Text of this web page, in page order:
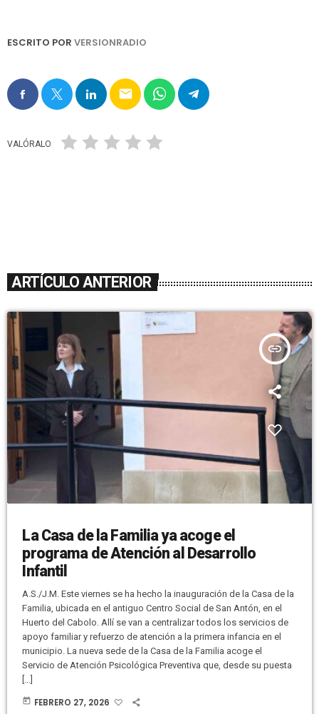
ESCRITO POR VERSIONRADIO
email
VALÓRALO
ARTÍCULO ANTERIOR
insert_link
La Casa de la Familia ya acoge el
programa de Atención al Desarrollo
Infantil
A.S./J.M. Este viernes se ha hecho la inauguración de la Casa de la
Familia, ubicada en el antiguo Centro Social de San Antón, en el
Huerto del Cabolo. Allí se van a centralizar todos los servicios de
apoyo familiar y refuerzo de atención a la primera infancia en el
municipio. La nueva sede de la Casa de la Familia acoge el
Servicio de Atención Psicológica Preventiva que, desde su puesta
[…]
today FEBRERO 27, 2026